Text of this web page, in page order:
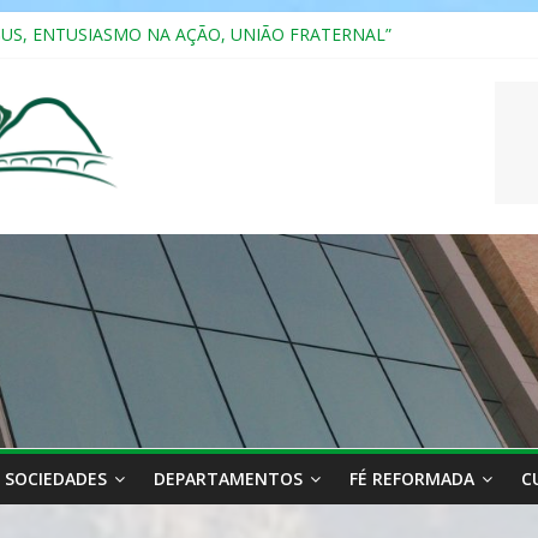
ENTUSIASMO NA AÇÃO, UNIÃO FRATERNAL”
Ensino e Relacionamento com Pessoas Atípicas
SOCIEDADES DEPARTAMENTOS FÉ REFORMADA